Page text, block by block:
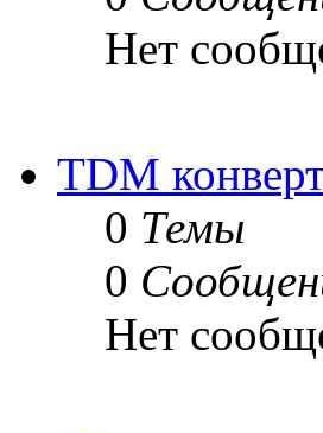
Нет
TDM
0 Темы
0
Нет